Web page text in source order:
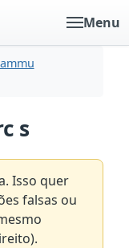
Menu
s
Isso quer
falsas ou